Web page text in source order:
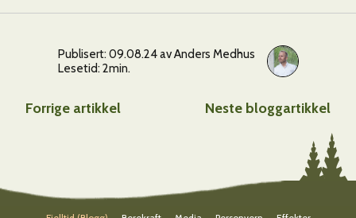
Forrige artikkel
Publisert: 09.08.24 av Anders Medhus
Lesetid: 2min.
Neste bloggartikkel